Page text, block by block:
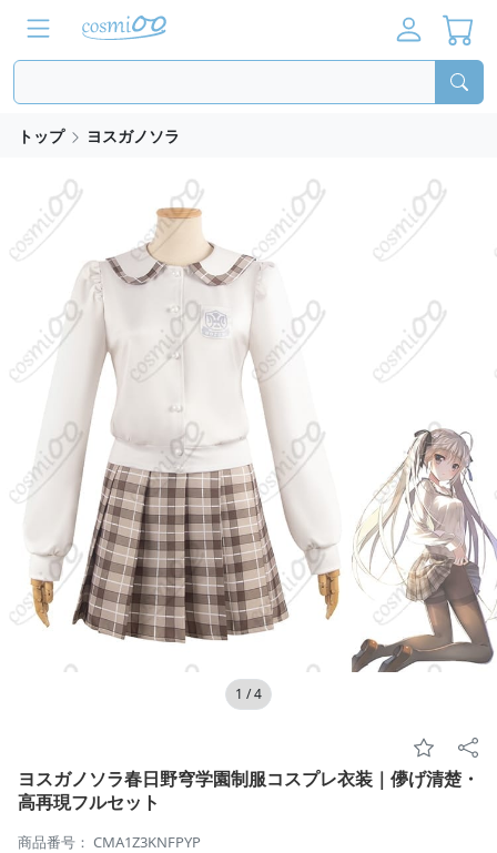
トップ ヨスガノソラ
1 /4
ヨスガノソラ春日野穹学園制服コスプレ衣装｜儚げ清楚・
高再現フルセット
商品番号： CMA1Z3KNFPYP